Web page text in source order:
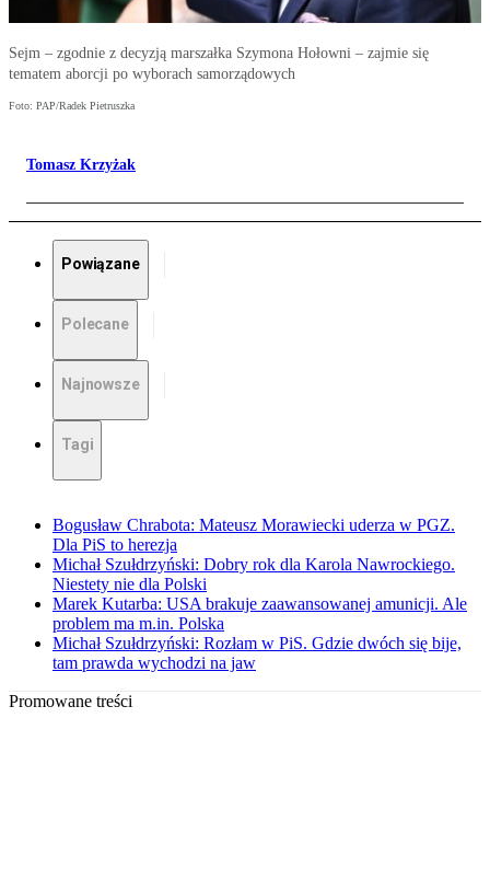
Sejm – zgodnie z decyzją marszałka Szymona Hołowni – zajmie się
tematem aborcji po wyborach samorządowych
Foto: PAP/Radek Pietruszka
Tomasz Krzyżak
Powiązane
Polecane
Najnowsze
Tagi
Bogusław Chrabota: Mateusz Morawiecki uderza w PGZ.
Dla PiS to herezja
Michał Szułdrzyński: Dobry rok dla Karola Nawrockiego.
Niestety nie dla Polski
Marek Kutarba: USA brakuje zaawansowanej amunicji. Ale
problem ma m.in. Polska
Michał Szułdrzyński: Rozłam w PiS. Gdzie dwóch się bije,
tam prawda wychodzi na jaw
Promowane treści